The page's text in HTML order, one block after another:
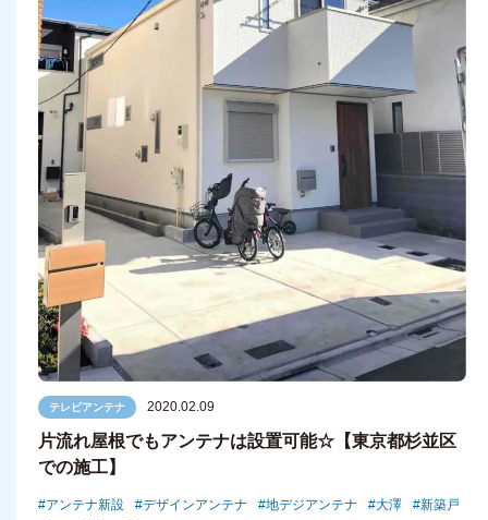
テレビアンテナ 2020.02.09
片流れ屋根でもアンテナは設置可能☆【東京都杉並区
での施工】
アンテナ新設 デザインアンテナ 地デジアンテナ 大澤
新築戸